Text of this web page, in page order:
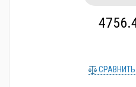
СРАВНИТЬ